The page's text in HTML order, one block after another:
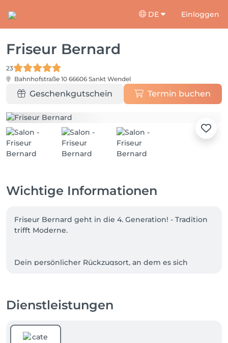
DE Einloggen
Friseur Bernard
23
Bahnhofstraße 10 66606 Sankt Wendel
Geschenkgutschein Termin buchen
Wichtige Informationen
Friseur Bernard geht in die 4. Generation! - Tradition
trifft Moderne.
Dein persönlicher Rückzugsort, an dem es sich
hier persönlich und ganz individuell auf deinen
was zu dir und deinen Bedürfnissen passt.
Dienstleistungen